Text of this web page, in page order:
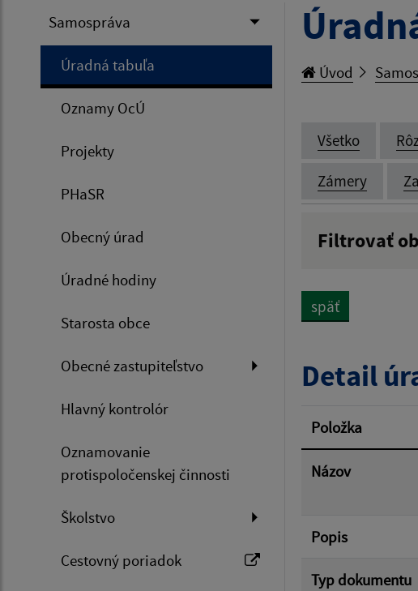
Samospráva
Úradná tabuľa
Oznamy OcÚ
Projekty
PHaSR
Obecný úrad
Úradné hodiny
Starosta obce
Obecné zastupiteľstvo
Hlavný kontrolór
Oznamovanie
protispoločenskej činnosti
Školstvo
Cestovný poriadok
Úvod
Všetko
Zámery
Filtrovať
Filtrovať
späť
Detail
Položka
Názov
Popis
Typ dokumentu